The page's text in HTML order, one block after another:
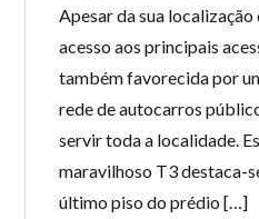
Apesar da sua
acesso aos principais
também favorecida por
rede de autocarros
servir toda a localidade.
maravilhoso T3 destaca-
último piso do prédio […]